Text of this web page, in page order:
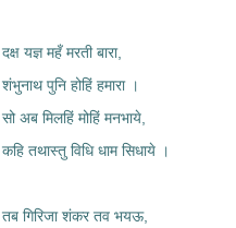
दक्ष यज्ञ महँ मरती बारा,
शंभुनाथ पुनि होहिं हमारा ।
सो अब मिलहिं मोहिं मनभाये,
कहि तथास्तु विधि धाम सिधाये ।
तब गिरिजा शंकर तव भयऊ,